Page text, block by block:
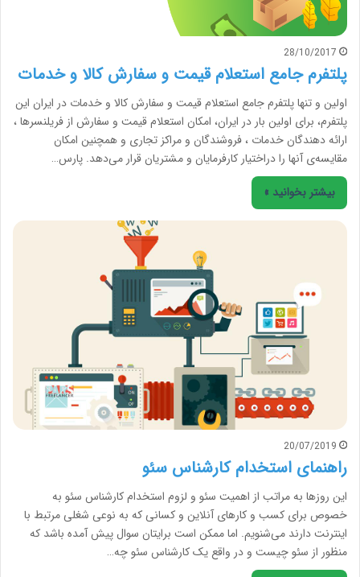
28/10/2017
پلتفرم جامع استعلام قیمت و سفارش کالا و خدمات
اولین و تنها پلتفرم جامع استعلام قیمت و سفارش کالا و خدمات در ایران این
پلتفرم، برای اولین بار در ایران، امکان استعلام قیمت و سفارش از فریلنسرها ،
ارائه دهندگان خدمات ، فروشندگان و مراکز تجاری و همچنین امکان
مقایسه‌ی آنها را دراختیار کارفرمایان و مشتریان قرار می‌دهد. پارس…
بیشتر بخوانید »
20/07/2019
راهنمای استخدام کارشناس سئو
این روزها به مراتب از اهمیت سئو و لزوم استخدام کارشناس سئو به
خصوص برای کسب و کارهای آنلاین و کسانی که به نوعی شغلی مرتبط با
اینترنت دارند می‌شنویم. اما ممکن است برایتان سوال پیش آمده باشد که
منظور از سئو چیست و در واقع یک کارشناس سئو چه…